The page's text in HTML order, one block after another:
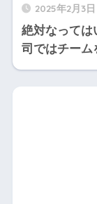
2025年2月3日
絶対なっては
司ではチーム